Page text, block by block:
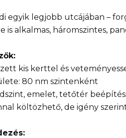
egyik legjobb utcájában –
is alkalmas, háromszintes,
kis kerttel és
80 nm szintenként
emelet, tetőtér
költözhető, de igény